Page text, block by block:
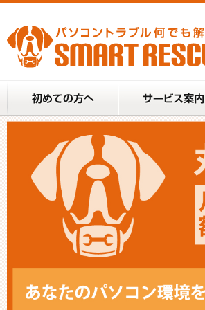
パソコントラブル(PCトラブル)のことならSMART
RESCUE